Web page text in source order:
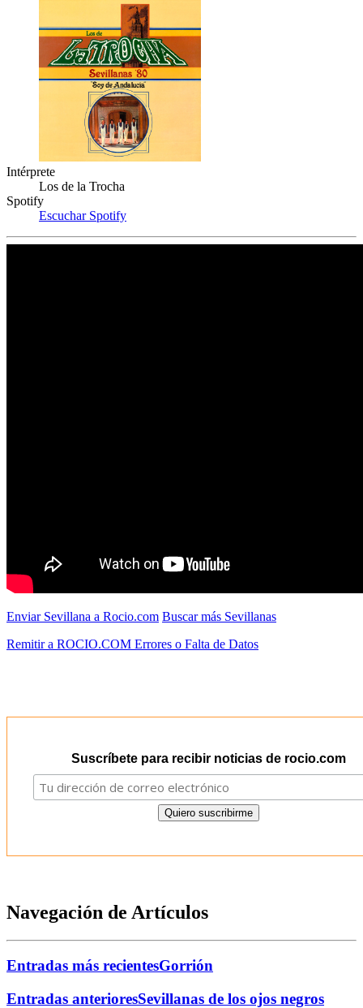
Intérprete
Los de la Trocha
Spotify
Escuchar Spotify
Enviar Sevillana a Rocio.com Buscar más Sevillanas
Remitir a ROCIO.COM Errores o Falta de Datos
Suscríbete para recibir noticias de rocio.com
Navegación de Artículos
Entradas más recientesGorrión
Entradas anterioresSevillanas de los ojos negros